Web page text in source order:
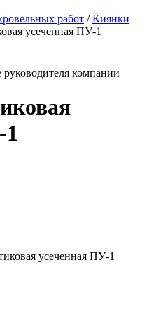
работ /Киянки
усеченная ПУ-1
компании
1